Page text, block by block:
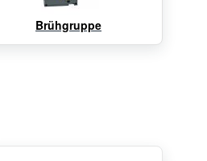
Brühgruppe